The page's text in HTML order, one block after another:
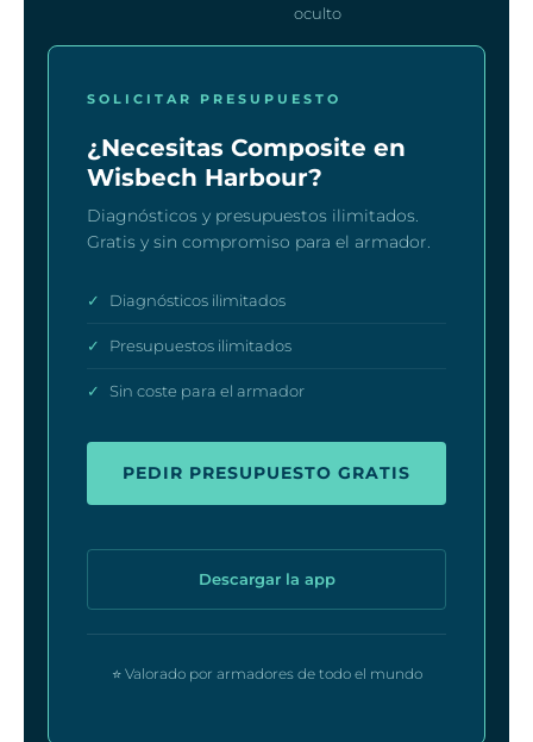
oculto
SOLICITAR PRESUPUESTO
¿Necesitas Composite en
Wisbech Harbour?
Diagnósticos y presupuestos ilimitados.
Gratis y sin compromiso para el armador.
✓ Diagnósticos ilimitados
✓ Presupuestos ilimitados
✓ Sin coste para el armador
PEDIR PRESUPUESTO GRATIS
Descargar la app
⭐ Valorado por armadores de todo el mundo